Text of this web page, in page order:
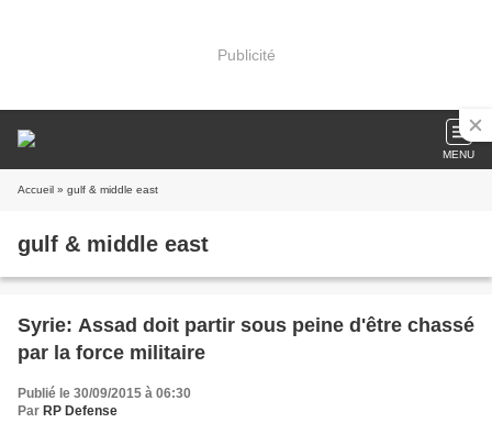
Publicité
MENU
Accueil » gulf & middle east
gulf & middle east
Syrie: Assad doit partir sous peine d'être chassé
par la force militaire
Publié le 30/09/2015 à 06:30
Par RP Defense